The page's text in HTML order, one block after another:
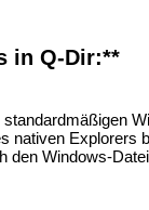
in Q-Dir:**
nativen Explorers
den Windows-